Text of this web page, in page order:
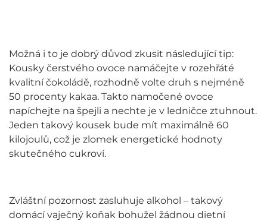
Možná i to je dobrý důvod zkusit následující tip:
Kousky čerstvého ovoce namáčejte v rozehřáté
kvalitní čokoládě, rozhodně volte druh s nejméně
50 procenty kakaa. Takto namočené ovoce
napíchejte na špejli a nechte je v ledničce ztuhnout.
Jeden takový kousek bude mít maximálně 60
kilojoulů, což je zlomek energetické hodnoty
skutečného cukroví.
Zvláštní pozornost zasluhuje alkohol – takový
domácí vaječný koňak bohužel žádnou dietní